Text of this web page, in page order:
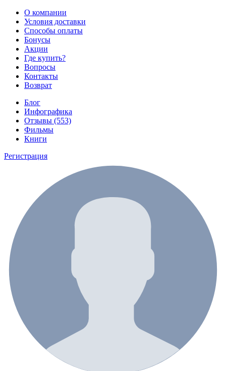
О компании
Условия доставки
Способы оплаты
Бонусы
Акции
Где купить?
Вопросы
Контакты
Возврат
Блог
Инфографика
Отзывы (553)
Фильмы
Книги
Регистрация